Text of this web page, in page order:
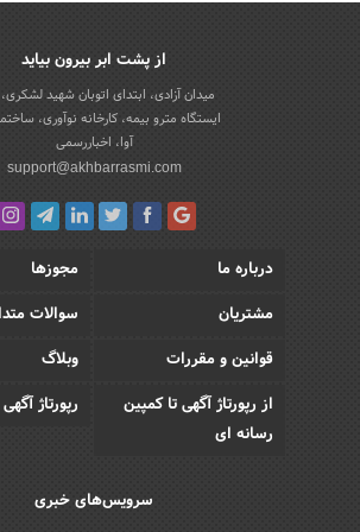
از پشت ابر بیرون بیاید
میدان آزادی، ابتدای اتوبان شهید
ایستگاه مترو بیمه، کارخانه نوآوری،
آوا، اخباررسمی
support@akhbarrasmi.com
درباره ما
مجوزها
مشتریان
سوالات
قوانین و مقررات
وبلاگ
از رپورتاژ آگهی تا کمپین
رسانه ای
رپورتاژ آگهی
سرویس‌های خبری